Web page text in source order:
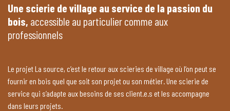
Une scierie de village au service de la passion du
bois, accessible au particulier comme aux
professionnels
Le projet La source, c’est le retour aux scieries de village où l’on peut se
fournir en bois quel que soit son projet ou son métier. Une scierie de
service qui s’adapte aux besoins de ses client.e.s et les accompagne
dans leurs projets.